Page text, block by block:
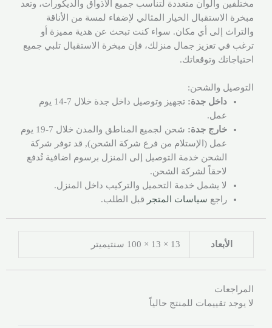
مختلفين وألوان متعددة لتناسب جميع الأذواق والديكورات، وتعد
مبخرة الاستقبال الخيار المثالي لإضفاء لمسة من الأناقة
والتراث إلى أي مكان. سواء كنت تبحث عن هدية مميزة أو
ترغب في تعزيز جمال منزلك، فإن مبخرة الاستقبال تلبي جميع
احتياجاتك وتوقعاتك.
التوصيل والشحن:
داخل جدة:
تجهيز وتوصيل داخل جدة خلال 7-14 يوم
عمل.
خارج جدة:
شحن لجميع المناطق والمدن خلال 7-19 يوم
عمل (الإستلام من فرع شركة الشحن), قد توفر شركة
الشحن خدمة التوصيل إلى المنزل برسوم اضافية تُدفع
لاحقاً لشركة الشحن.
لا يشمل خدمة التحميل والتركيب داخل المنزل.
راجع سياسات المتجر قبل الطلب.
الأبعاد 13 × 13 × 100 سنتيميتر
المراجعات
لا يوجد تقييمات للمنتج حالياً